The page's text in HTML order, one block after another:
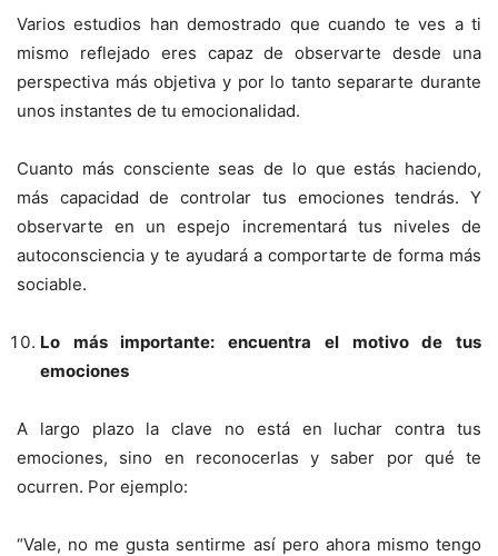
Varios estudios han demostrado que cuando te ves a ti
mismo reflejado eres capaz de observarte desde una
perspectiva más objetiva y por lo tanto separarte durante
unos instantes de tu emocionalidad.
Cuanto más consciente seas de lo que estás haciendo,
más capacidad de controlar tus emociones tendrás. Y
observarte en un espejo incrementará tus niveles de
autoconsciencia y te ayudará a comportarte de forma más
sociable.
Lo más importante: encuentra el motivo de tus
emociones
A largo plazo la clave no está en luchar contra tus
emociones, sino en reconocerlas y saber por qué te
ocurren. Por ejemplo:
“Vale, no me gusta sentirme así pero ahora mismo tengo